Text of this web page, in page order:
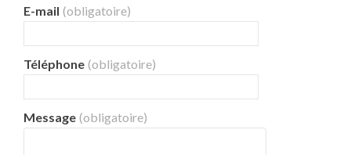
E-mail (obligatoire)
Téléphone (obligatoire)
Message (obligatoire)